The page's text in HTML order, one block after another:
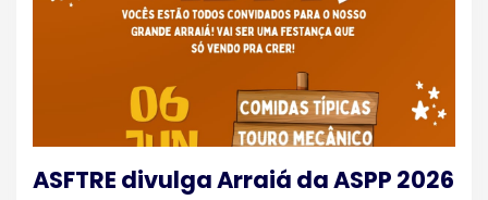
ASFTRE divulga Arraiá da ASPP 2026